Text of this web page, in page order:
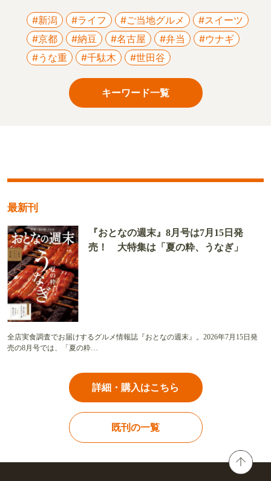
#新潟 #ライフ #ご当地グルメ
#スイーツ
#京都
#納豆 #名古屋 #弁当
#ウナギ
#うな重
#千駄木 #世田谷
キーワード一覧
最新刊
『おとなの週末』8月号は7月15日発
売！ 大特集は「夏の粋、うなぎ」
全店実食調査でお届けするグルメ情報誌『おとなの週末』。2026年7月15日発
売の8月号では、「夏の粋…
詳細・購入はこちら
既刊の一覧